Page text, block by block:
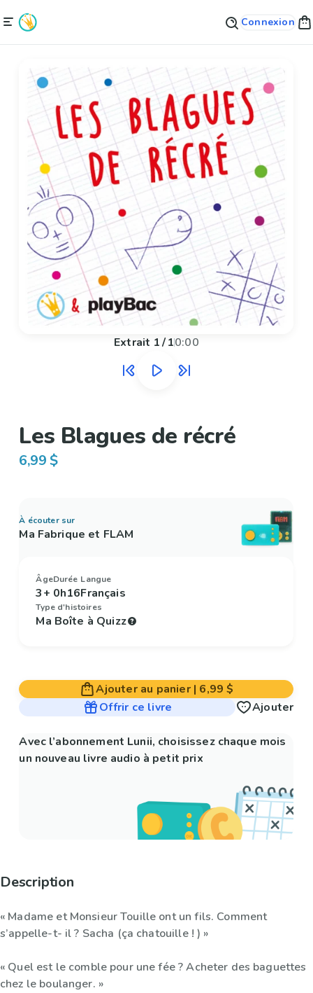
Connexion
Extrait 1/10:00
Les Blagues de récré
6,99 $
À écouter sur
Ma Fabrique et FLAM
Âge
3+
Durée
0h16
Langue
Français
Type d'histoires
Ma Boîte à Quizz
Ajouter au panier| 6,99 $
Offrir ce livre
Ajouter
Avec l’abonnement Lunii, choisissez chaque mois
un nouveau livre audio à petit prix
Description
« Madame et Monsieur Touille ont un fils. Comment
s’appelle-t- il ? Sacha (ça chatouille ! ) »
« Quel est le comble pour une fée ? Acheter des baguettes
chez le boulanger. »